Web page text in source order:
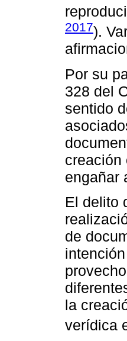
2017).
Por su
328 del
sentido
creación
engañar
El delito
de
la
verídica